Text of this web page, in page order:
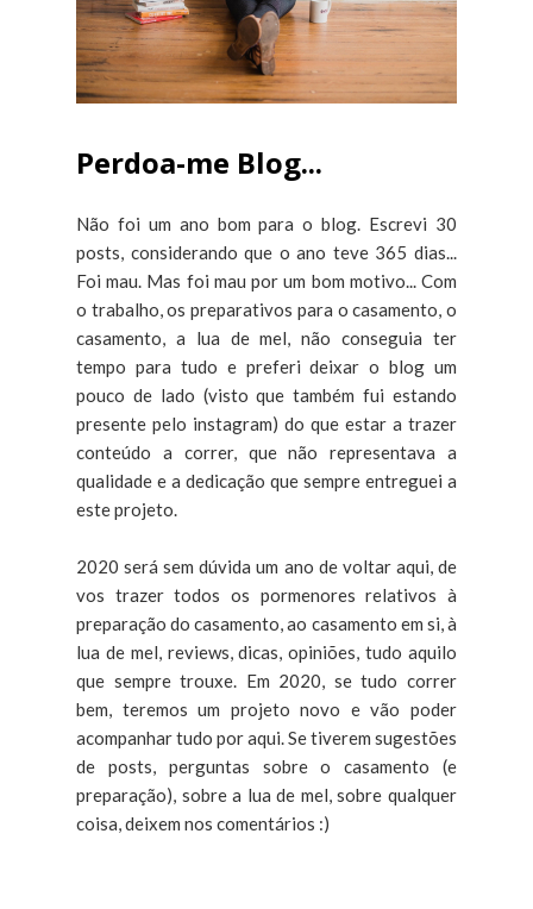
Perdoa-me Blog...
Não foi um ano bom para o blog. Escrevi 30
posts, considerando que o ano teve 365 dias...
Foi mau. Mas foi mau por um bom motivo... Com
o trabalho, os preparativos para o casamento, o
casamento, a lua de mel, não conseguia ter
tempo para tudo e preferi deixar o blog um
pouco de lado (visto que também fui estando
presente pelo instagram) do que estar a trazer
conteúdo a correr, que não representava a
qualidade e a dedicação que sempre entreguei a
este projeto.
2020 será sem dúvida um ano de voltar aqui, de
vos trazer todos os pormenores relativos à
preparação do casamento, ao casamento em si, à
lua de mel, reviews, dicas, opiniões, tudo aquilo
que sempre trouxe. Em 2020, se tudo correr
bem, teremos um projeto novo e vão poder
acompanhar tudo por aqui. Se tiverem sugestões
de posts, perguntas sobre o casamento (e
preparação), sobre a lua de mel, sobre qualquer
coisa, deixem nos comentários :)